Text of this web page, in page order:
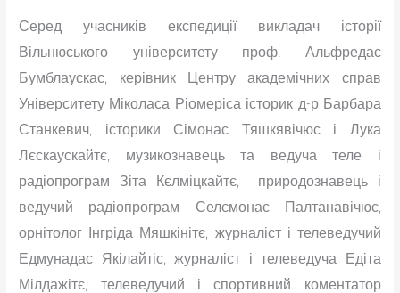
Серед учасників експедиції викладач історії
Вільнюського університету проф. Альфредас
Бумблаускас, керівник Центру академічних справ
Університету Міколаса Ріомеріса історик д-р Барбара
Станкевич, історики Сімонас Тяшкявічюс і Лука
Лєскаускайтє, музикознавець та ведуча теле і
радіопрограм Зіта Кєлміцкайтє, природознавець і
ведучий радіопрограм Селємонас Палтанавічюс,
орнітолог Інгріда Мяшкінітє, журналіст і телеведучий
Едмунадас Якілайтіс, журналіст і телеведуча Едіта
Мілдажітє, телеведучий і спортивний коментатор